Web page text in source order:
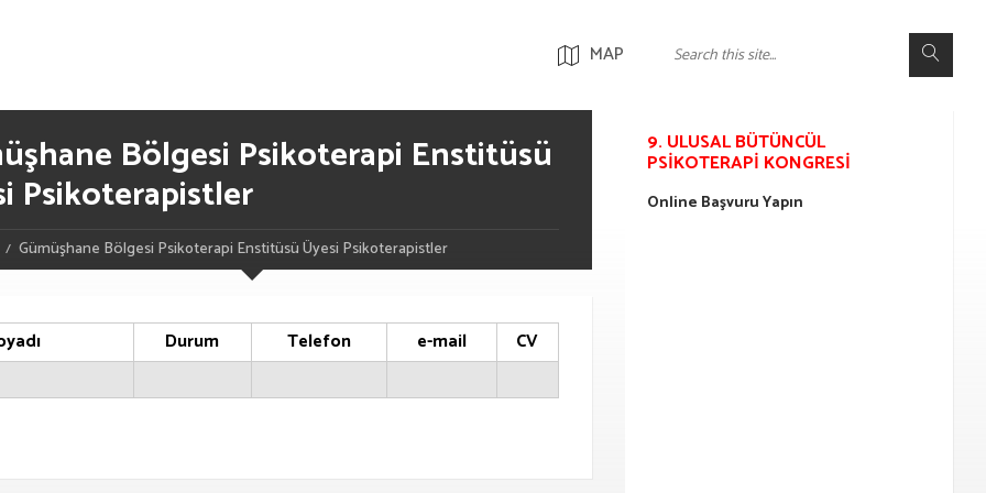
MAP
Bölgesi Psikoterapi Enstitüsü
Psikoterapistler
Gümüşhane Bölgesi Psikoterapi Enstitüsü Üyesi Psikoterapistler
Durum Telefon e-mail CV
9. ULUSAL BÜTÜNCÜL
PSIKOTERAPI KONGRESI
Online Başvuru Yapın